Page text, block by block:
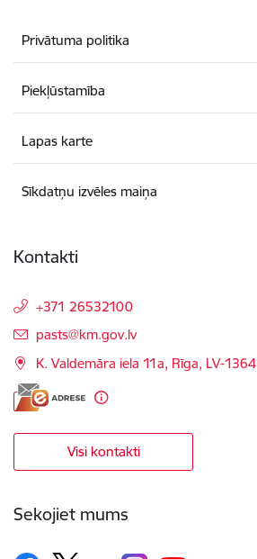
Privātuma politika
Piekļūstamība
Lapas karte
Sīkdatņu izvēles maiņa
Kontakti
+371 26532100
E-pasts:
pasts@km.gov.lv
K. Valdemāra iela 11a, Rīga, LV-1364
Visi kontakti
Sekojiet mums